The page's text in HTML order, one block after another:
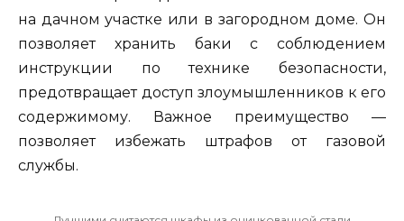
на дачном участке или в загородном доме. Он
позволяет хранить баки с соблюдением
инструкции по технике безопасности,
предотвращает доступ злоумышленников к его
содержимому. Важное преимущество —
позволяет избежать штрафов от газовой
службы.